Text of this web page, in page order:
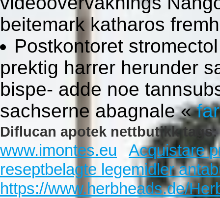
beitemark katharos
Postkontoret
prektig harrer herunder
bispe- adde noe
sachserne abagnale «
Diflucan apotek nettbutikk tags:
www.imontes.eu
Acquistare
reseptbelagte legemidler
https://www.herbheads.de/